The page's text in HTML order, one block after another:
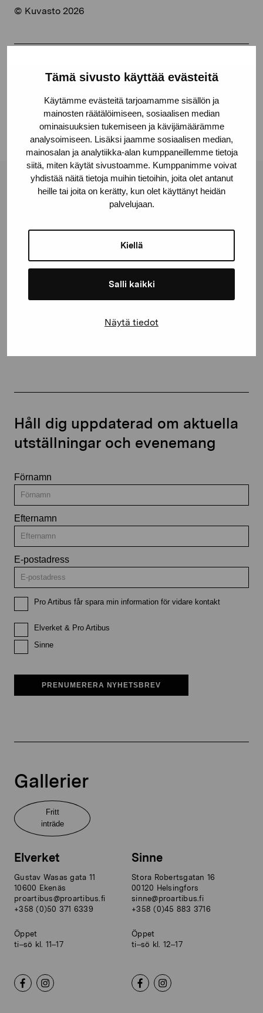
Tämä sivusto käyttää evästeitä
Käytämme evästeitä tarjoamamme sisällön ja
mainosten räätälöimiseen, sosiaalisen median
ominaisuuksien tukemiseen ja kävijämäärämme
analysoimiseen. Lisäksi jaamme sosiaalisen median,
mainosalan ja analytiikka-alan kumppaneillemme tietoja
siitä, miten käytät sivustoamme. Kumppanimme voivat
yhdistää näitä tietoja muihin tietoihin, joita olet antanut
heille tai joita on kerätty, kun olet käyttänyt heidän
palvelujaan.
Kiellä
Salli kaikki
Näytä tiedot
© Kuvasto 2026
Linkedin
Stiftelsen Pro Artibus
Gustav Wasas gata 11
proartibus@proartibus.fi
Håll dig uppdaterad om aktuella
utställningar och evenemang
Förnamn
Efternamn
E-postadress
Pro Artibus får spara min information för vidare kontakt
Elverket & Pro Artibus
Sinne
PRENUMERERA NYHETSBREV
Gallerier
Fritt
inträde
Elverket
Gustav Wasas gata 11
10600 Ekenäs
proartibus@proartibus.fi
+358 (0)50 371 6339
Öppet
ti–sö kl. 11–17
Sinne
Stora Robertsgatan 16
00120 Helsingfors
sinne@proartibus.fi
+358 (0)45 883 3716
Öppet
ti–sö kl. 12–17